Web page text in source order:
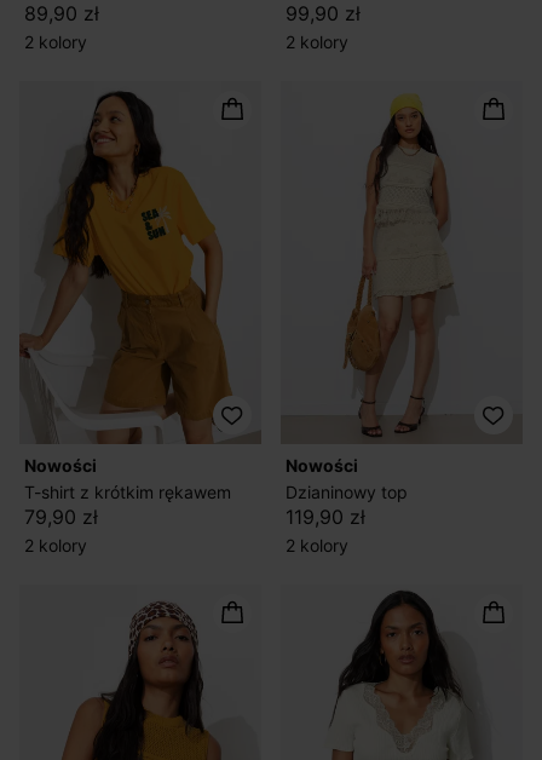
89,90 zł
2 kolory
99,90 zł
2 kolory
nowości
T-shirt z krótkim rękawem
79,90 zł
2 kolory
nowości
Dzianinowy top
119,90 zł
2 kolory